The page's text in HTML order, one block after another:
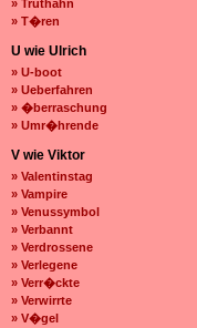
» Truthahn
» T�ren
U wie Ulrich
» U-boot
» Ueberfahren
» �berraschung
» Umr�hrende
V wie Viktor
» Valentinstag
» Vampire
» Venussymbol
» Verbannt
» Verdrossene
» Verlegene
» Verr�ckte
» Verwirrte
» V�gel